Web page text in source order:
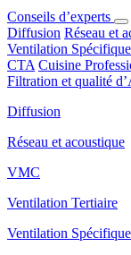
Conseils d’experts
Diffusion Réseau et
Ventilation Spécifique
CTA Cuisine
Filtration et qualité
Diffusion
Réseau et acoustique
VMC
Ventilation Tertiaire
Ventilation Spécifique